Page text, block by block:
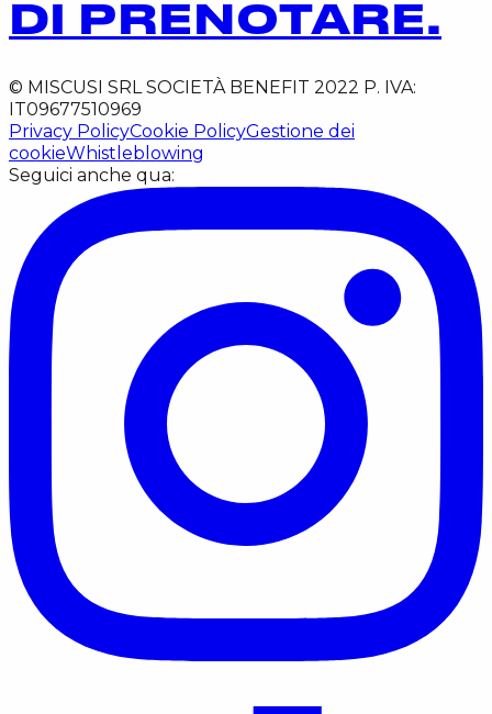
DI PRENOTARE.
© MISCUSI SRL SOCIETÀ BENEFIT 2022 P. IVA:
IT09677510969
Privacy PolicyCookie PolicyGestione dei
cookieWhistleblowing
Seguici anche qua: